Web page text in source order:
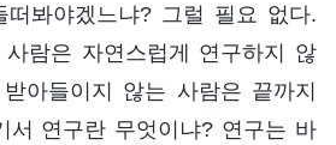
봐야겠느냐? 그럴 필요 없다.
람은 자연스럽게 연구하지 않
아들이지 않는 사람은 끝까지
서 연구란 무엇이냐? 연구는 바